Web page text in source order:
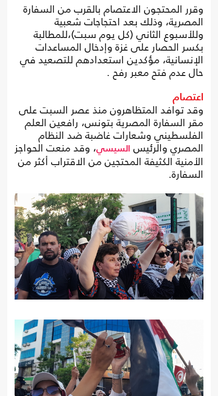
وقرر المحتجون الاعتصام بالقرب من السفارة
المصرية، وذلك بعد احتجاجات شعبية
وللأسبوع الثاني (كل يوم سبت)،للمطالبة
بكسر الحصار على غزة وإدخال المساعدات
الإنسانية، مؤكدين استعدادهم للتصعيد في
حال عدم فتح معبر رفح .
اعتصام
وقد توافد المتظاهرون منذ عصر السبت على
مقر السفارة المصرية بتونس، رافعين العلم
الفلسطيني وشعارات غاضبة ضد النظام
المصري والرئيس السيسي، وقد منعت الحواجز
الأمنية الكثيفة المحتجين من الاقتراب أكثر من
السفارة.